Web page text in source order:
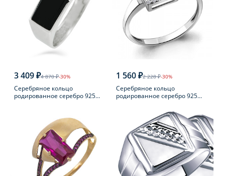
3 409 ₽4 870 ₽-30%
Серебряное кольцо
родированное серебро 925
1 560 ₽2 228 ₽-30%
Серебряное кольцо
родированное серебро 925